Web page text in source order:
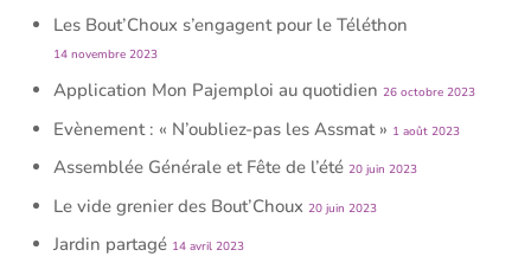
Les Bout’Choux s’engagent pour le Téléthon
14 novembre 2023
Application Mon Pajemploi au quotidien 26 octobre 2023
Evènement : « N’oubliez-pas les Assmat » 1 août 2023
Assemblée Générale et Fête de l’été 20 juin 2023
Le vide grenier des Bout’Choux 20 juin 2023
Jardin partagé 14 avril 2023